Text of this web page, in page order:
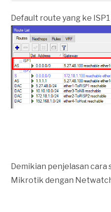
Default route yang ke
Demikian penjelasan cara
Mikrotik dengan